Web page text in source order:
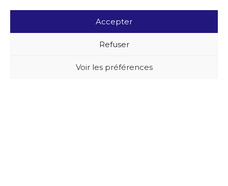
Accepter
Refuser
Voir les préférences